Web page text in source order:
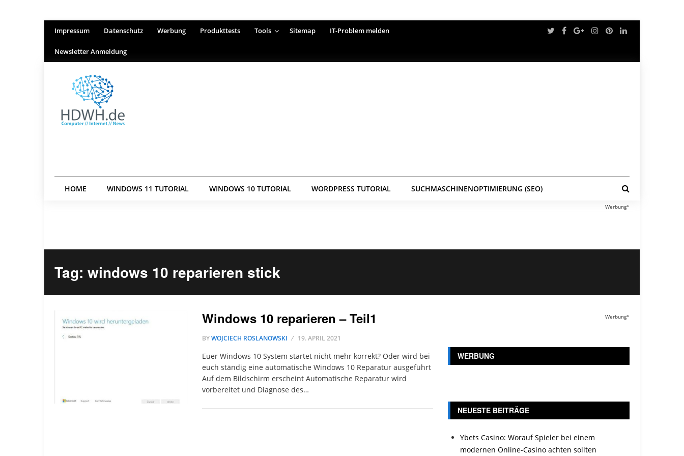
Impressum Datenschutz Werbung Produkttests Tools Sitemap IT-Problem melden
Newsletter Anmeldung
HOME WINDOWS 11 TUTORIAL WINDOWS 10 TUTORIAL WORDPRESS TUTORIAL SUCHMASCHINENOPTIMIERUNG (SEO)
Werbung*
Tag: windows 10 reparieren stick
Windows 10 reparieren – Teil1
BYWOJCIECH ROSLANOWSKI 19. APRIL 2021
Euer Windows 10 System startet nicht mehr korrekt? Oder wird bei
euch ständig eine automatische Windows 10 Reparatur ausgeführt
Auf dem Bildschirm erscheint Automatische Reparatur wird
vorbereitet und Diagnose des…
Werbung*
WERBUNG
NEUESTE BEITRÄGE
Ybets Casino: Worauf Spieler bei einem
modernen Online-Casino achten sollten